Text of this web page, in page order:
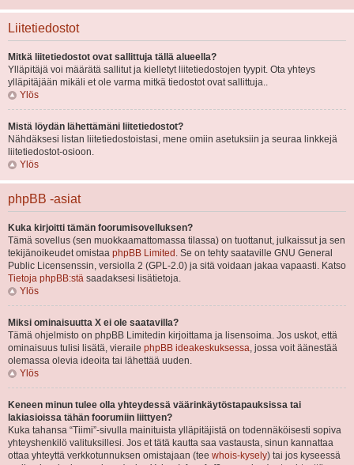
Liitetiedostot
Mitkä liitetiedostot ovat sallittuja tällä alueella?
Ylläpitäjä voi määrätä sallitut ja kielletyt liitetiedostojen tyypit. Ota yhteys
ylläpitäjään mikäli et ole varma mitkä tiedostot ovat sallittuja..
Ylös
Mistä löydän lähettämäni liitetiedostot?
Nähdäksesi listan liitetiedostoistasi, mene omiin asetuksiin ja seuraa linkkejä
liitetiedostot-osioon.
Ylös
phpBB -asiat
Kuka kirjoitti tämän foorumisovelluksen?
Tämä sovellus (sen muokkaamattomassa tilassa) on tuottanut, julkaissut ja sen
tekijänoikeudet omistaa phpBB Limited . Se on tehty saataville GNU General
Public Licensenssin, versiolla 2 (GPL-2.0) ja sitä voidaan jakaa vapaasti. Katso
Tietoja phpBB:stä saadaksesi lisätietoja.
Ylös
Miksi ominaisuutta X ei ole saatavilla?
Tämä ohjelmisto on phpBB Limitedin kirjoittama ja lisensoima. Jos uskot, että
ominaisuus tulisi lisätä, vieraile phpBB ideakeskuksessa, jossa voit äänestää
olemassa olevia ideoita tai lähettää uuden.
Ylös
Keneen minun tulee olla yhteydessä väärinkäytöstapauksissa tai
lakiasioissa tähän foorumiin liittyen?
Kuka tahansa “Tiimi”-sivulla mainituista ylläpitäjistä on todennäköisesti sopiva
yhteyshenkilö valituksillesi. Jos et tätä kautta saa vastausta, sinun kannattaa
ottaa yhteyttä verkkotunnuksen omistajaan (tee whois-kysely) tai jos kyseessä